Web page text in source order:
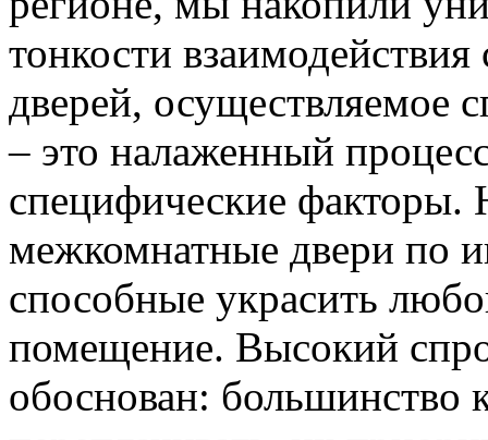
тонкости
дверей, осуществляемое
– это налаженный
специфические
межкомнатные двери по
способные украсить
помещение. Высокий
обоснован: большинство